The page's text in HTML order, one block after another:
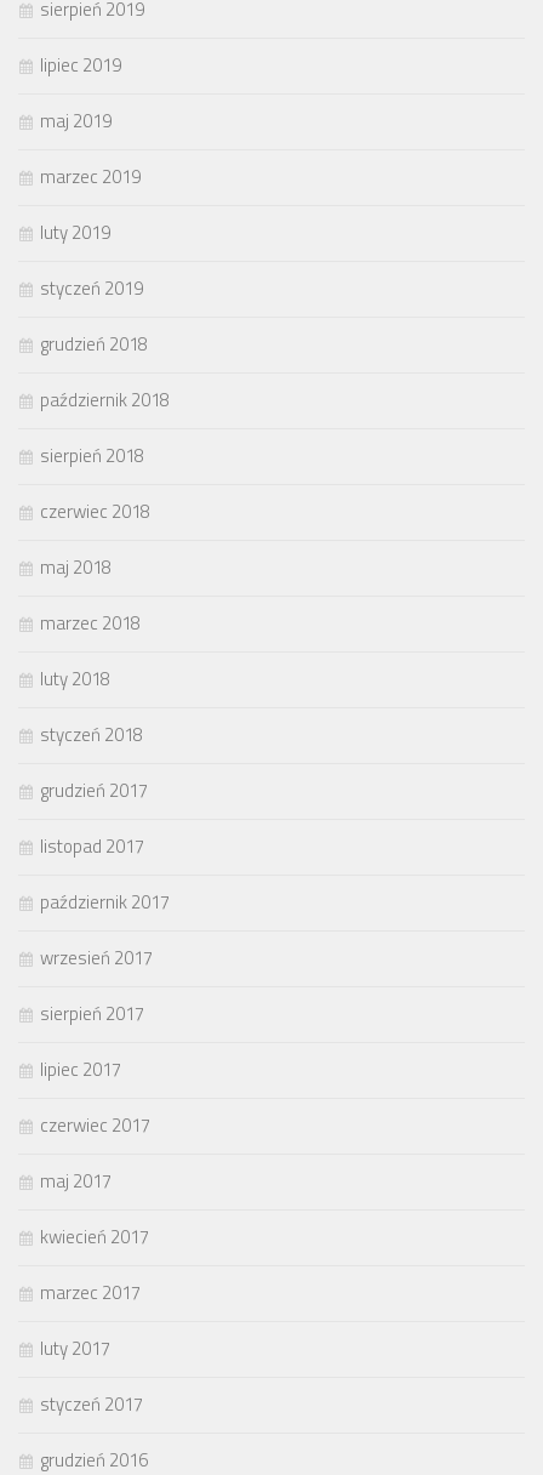
sierpień 2019
lipiec 2019
maj 2019
marzec 2019
luty 2019
styczeń 2019
grudzień 2018
październik 2018
sierpień 2018
czerwiec 2018
maj 2018
marzec 2018
luty 2018
styczeń 2018
grudzień 2017
listopad 2017
październik 2017
wrzesień 2017
sierpień 2017
lipiec 2017
czerwiec 2017
maj 2017
kwiecień 2017
marzec 2017
luty 2017
styczeń 2017
grudzień 2016